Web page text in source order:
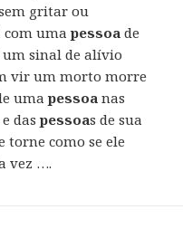
gritar ou
com umapessoa de
um sinal de alívio
vir um morto morre
umapessoa nas
e daspessoas de sua
torne como se ele
vez ….